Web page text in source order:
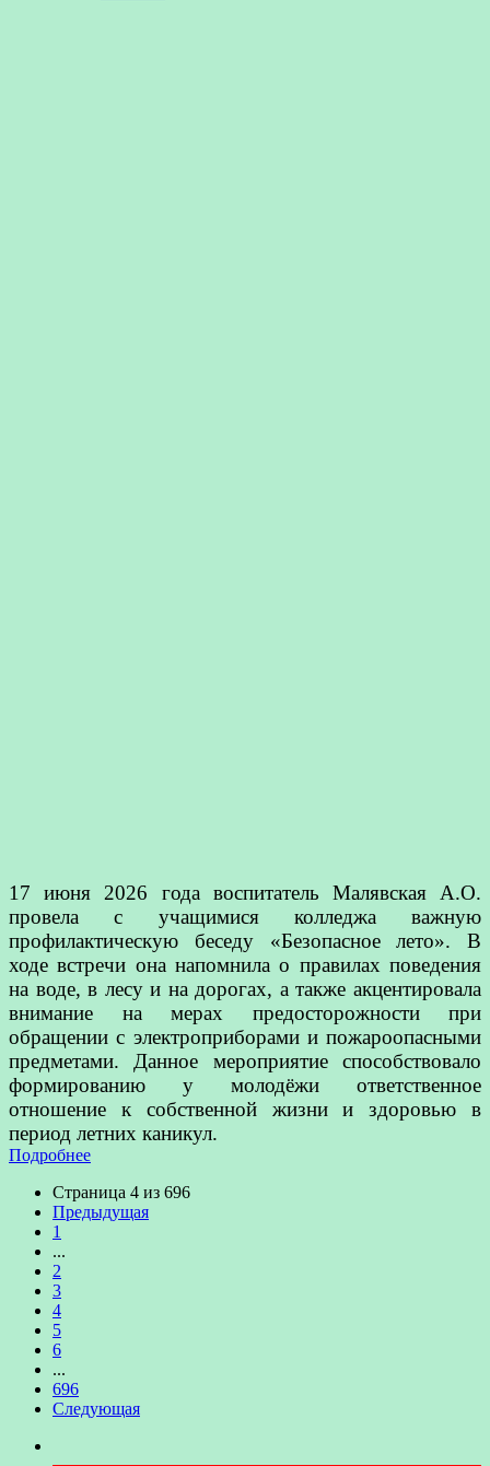
17 июня 2026 года воспитатель Малявская А.О.
провела с учащимися колледжа важную
профилактическую беседу «Безопасное лето». В
ходе встречи она напомнила о правилах поведения
на воде, в лесу и на дорогах, а также акцентировала
внимание на мерах предосторожности при
обращении с электроприборами и пожароопасными
предметами. Данное мероприятие способствовало
формированию у молодёжи ответственное
отношение к собственной жизни и здоровью в
период летних каникул.
Подробнее
Страница 4 из 696
Предыдущая
1
...
2
3
4
5
6
...
696
Следующая